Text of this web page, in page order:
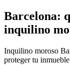
Barcelona:
inquilino
Inquilino moroso
proteger tu